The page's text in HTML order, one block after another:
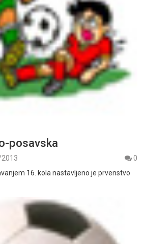
posavska
0
16. kola nastavljeno je prvenstvo